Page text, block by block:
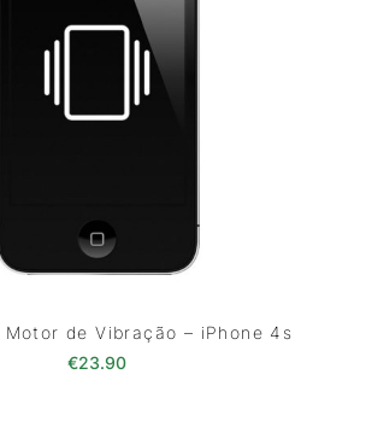
Motor de Vibração – iPhone 4s
€23.90